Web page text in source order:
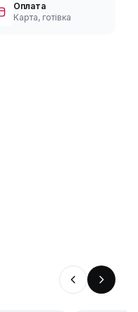
Оплата
Карта, готівка